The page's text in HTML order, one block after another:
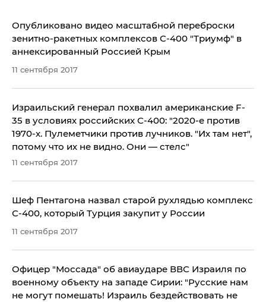
Опубликовано видео масштабной переброски
зенитно-ракетных комплексов С-400 "Триумф" в
аннексированный Россией Крым
11 сентября 2017
Израильский генерал похвалил американские F-
35 в условиях российских С-400: "2020-е против
1970-х. Пулеметчики против лучников. "Их там нет",
потому что их не видно. Они — стелс"
11 сентября 2017
Шеф Пентагона назвал старой рухлядью комплекс
С-400, который Турция закупит у России
11 сентября 2017
Офицер "Моссада" об авиаударе ВВС Израиля по
военному объекту на западе Сирии: "Русские нам
не могут помешать! Израиль бездействовать не